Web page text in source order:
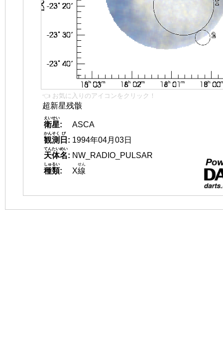
👈 お気に入りのアイコンをクリック！
超新星残骸
衛星
えいせい
:
ASCA
観測
かんそく
日
び
: 1994年04月03日
天体名
てんたいめい
: NW_RADIO_PULSAR
種類
しゅるい
: X線
せん